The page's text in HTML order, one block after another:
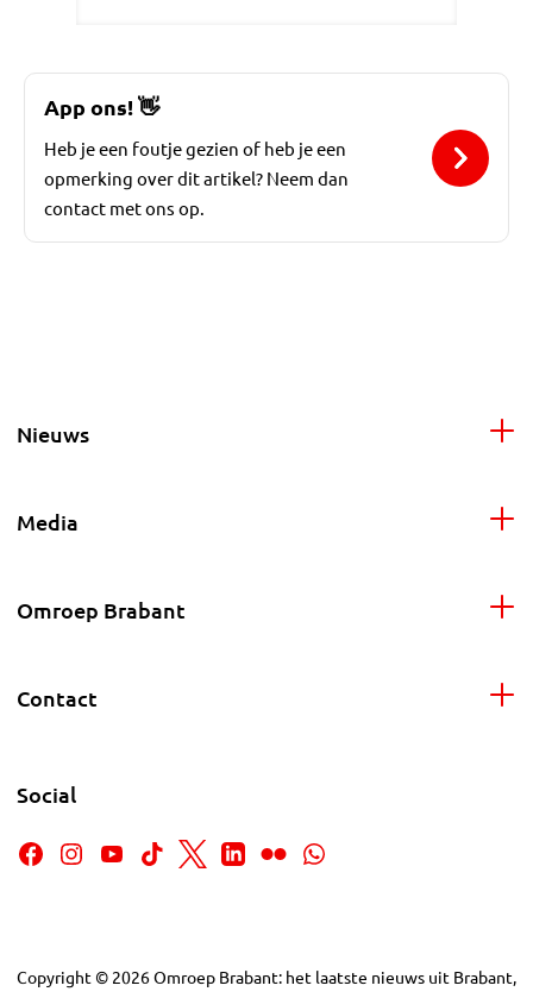
App ons!👋
Heb je een foutje gezien of heb je een
opmerking over dit artikel? Neem dan
contact met ons op.
Nieuws
Media
Omroep Brabant
Contact
Social
Copyright © 2026Omroep Brabant: het laatste nieuws uit Brabant,